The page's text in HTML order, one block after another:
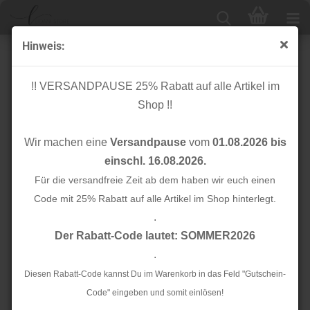
Hinweis:
!! VERSANDPAUSE 25% Rabatt auf alle Artikel im
Shop !!
Wir machen eine Versandpausevom 01.08.2026 bis
einschl. 16.08.2026.
Für die versandfreie Zeit ab dem haben wir euch einen
Code mit 25% Rabatt auf alle Artikel im Shop hinterlegt.
.
Der Rabatt-Code lautet: SOMMER2026
.
Diesen Rabatt-Code kannst Du im Warenkorb in das Feld "Gutschein-
Code" eingeben und somit einlösen!
Sakura - Hamburger Liebe - Albstoffe
1
Bio Flachkordel -
Bio Jacquard -